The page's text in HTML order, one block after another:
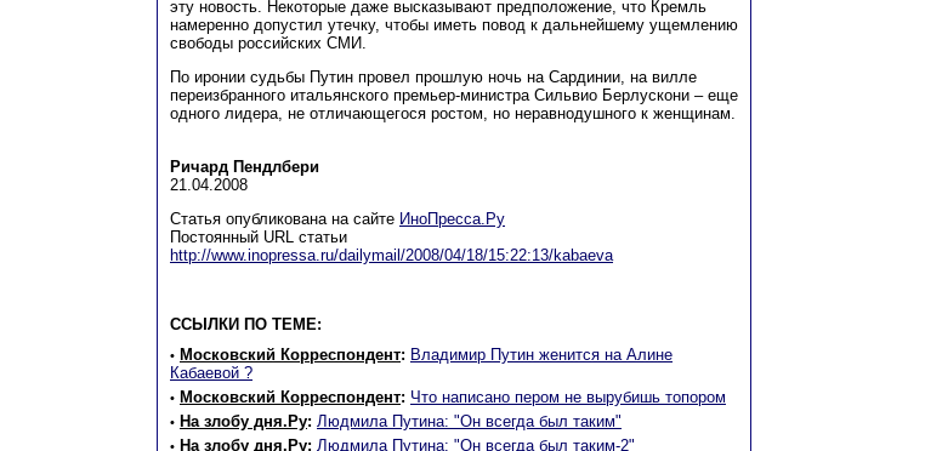
эту новость. Некоторые даже высказывают предположение, что Кремль
намеренно допустил утечку, чтобы иметь повод к дальнейшему ущемлению
свободы российских СМИ.
По иронии судьбы Путин провел прошлую ночь на Сардинии, на вилле
переизбранного итальянского премьер-министра Сильвио Берлускони – еще
одного лидера, не отличающегося ростом, но неравнодушного к женщинам.
Ричард Пендлбери
21.04.2008
Статья опубликована на сайте ИноПресса.Ру
Постоянный URL статьи
http://www.inopressa.ru/dailymail/2008/04/18/15:22:13/kabaeva
ССЫЛКИ ПО ТЕМЕ:
• Московский Корреспондент: Владимир Путин женится на Алине
Кабаевой ?
• Московский Корреспондент: Что написано пером не вырубишь топором
• На злобу дня.Ру: Людмила Путина: "Он всегда был таким"
• На злобу дня.Ру: Людмила Путина: "Он всегда был таким-2"